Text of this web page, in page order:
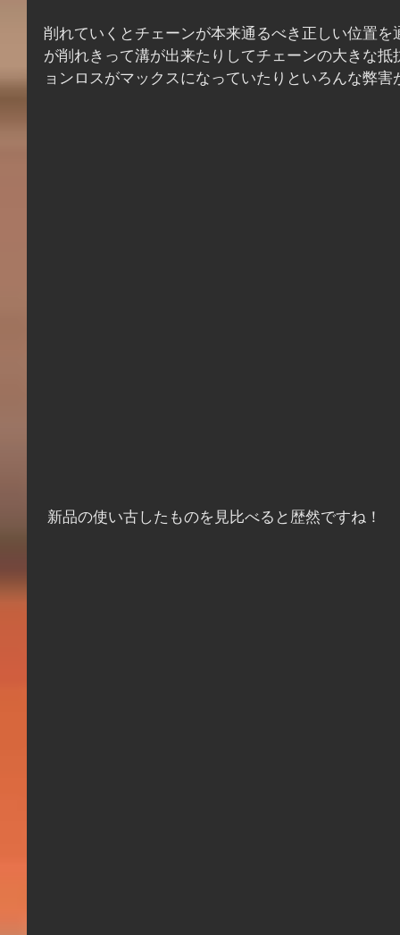
削れていくとチェーンが本来通るべき正しい位置
が削れきって溝が出来たりしてチェーンの大きな
ョンロスがマックスになっていたりといろんな弊害
新品の使い古したものを見比べると歴然ですね！